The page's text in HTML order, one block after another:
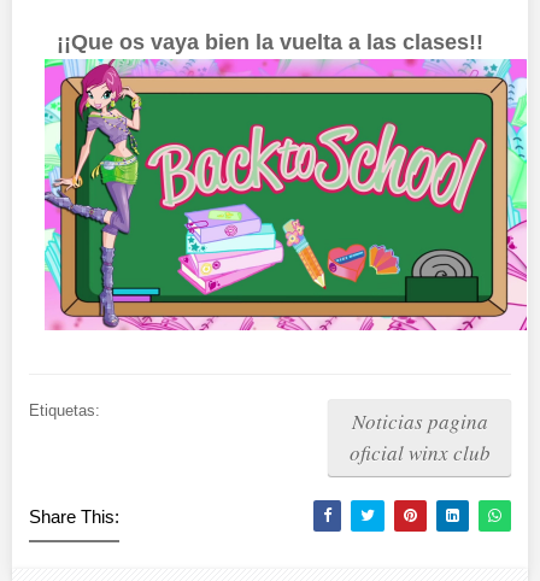
¡¡Que os vaya bien la vuelta a las clases!!
Etiquetas:
Noticias pagina
oficial winx club
Share This: